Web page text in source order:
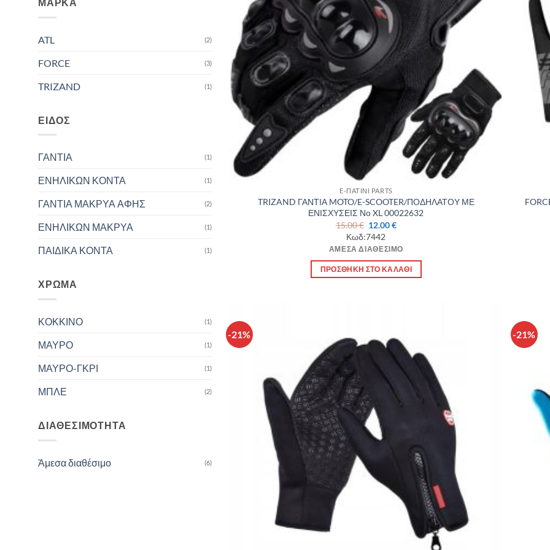
ΜΆΡΚΑ
ATL (2)
FORCE (3)
TRIZAND (1)
ΕΊΔΟΣ
ΓΑΝΤΙΑ (1)
ΕΝΗΛΙΚΩΝ ΚΟΝΤΑ (1)
ΓΑΝΤΙΑ ΜΑΚΡΥΑ ΑΦΗΣ (2)
ΕΝΗΛΙΚΩΝ ΜΑΚΡΥΑ (1)
ΠΑΙΔΙΚΑ ΚΟΝΤΑ (1)
ΧΡΏΜΑ
ΚΟΚΚΙΝΟ (1)
ΜΑΥΡΟ (1)
ΜΑΥΡΟ-ΓΚΡΙ (1)
ΜΠΛΕ (2)
ΔΙΑΘΕΣΙΜΌΤΗΤΑ
Άμεσα διαθέσιμο (6)
E-ΠΑΤΙΝΙ PARTS
TRIZAND ΓΑΝΤΙΑ MOTO/E-SCOOTER/ΠΟΔΗΛΑΤΟΥ ΜΕ
ΕΝΙΣΧΥΣΕΙΣ Νο XL 00022632
15.00€ Original
price
was:
15.00 €.
12.00€Η
είναι:
12.00 €.
Κωδ:7442
ΆΜΕΣΑ ΔΙΑΘΈΣΙΜΟ
ΠΡΟΣΘΉΚΗ ΣΤΟ ΚΑΛΆΘΙ
-21% -21%